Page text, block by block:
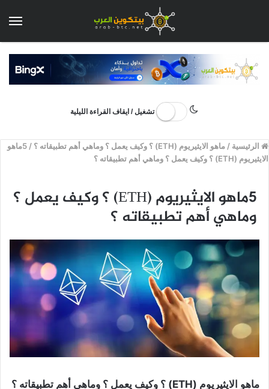
تشغيل / ايقاف القراءة الليلية
الرئيسية /ماهو الايثيريوم (ETH) ؟ وكيف يعمل ؟ وماهي أهم تطبيقاته ؟ /
5ماهو
الايثيريوم (ETH) ؟ وكيف يعمل ؟ وماهي أهم تطبيقاته ؟
5ماهو الايثيريوم (ETH) ؟ وكيف يعمل ؟
وماهي أهم تطبيقاته ؟
ماهو الايثيريوم (ETH) ؟ وكيف يعمل ؟ وماهي أهم تطبيقاته ؟